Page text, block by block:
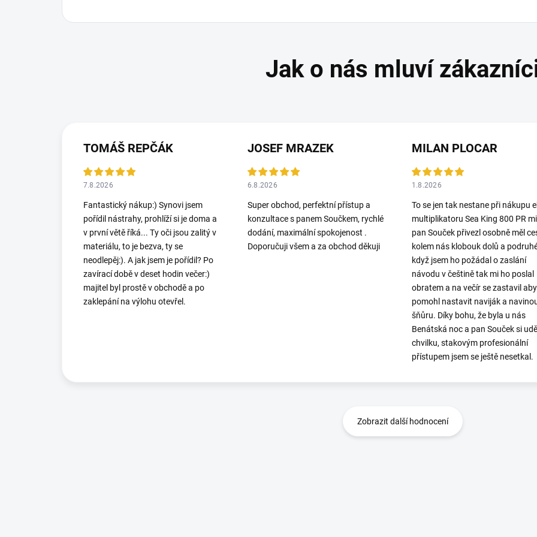
TOMÁŠ REPČÁK
7.8.2026
Fantastický nákup:) Synovi jsem
pořídil nástrahy, prohlíží si je doma a
v první větě říká... Ty oči jsou zalitý v
materiálu, to je bezva, ty se
neodlepěj:). A jak jsem je pořídil? Po
zavírací době v deset hodin večer:)
majitel byl prostě v obchodě a po
zaklepání na výlohu otevřel.
JOSEF MRAZEK
6.8.2026
Super obchod, perfektní přístup a
konzultace s panem Součkem, rychlé
dodání, maximální spokojenost .
Doporučuji všem a za obchod děkuji
MILAN PLOCAR
1.8.2026
To se jen tak nestane při nákupu
multiplikatoru Sea King 800 PR
pan Souček přivezl osobně měl
kolem nás klobouk dolů a
když jsem ho požádal o zaslání
návodu v češtině tak mi ho poslal
obratem a na večír se zastavil
pomohl nastavit naviják a
šňůru. Díky bohu, že byla u nás
Benátská noc a pan Souček si
chvilku, stakovým profesionální
přístupem jsem se ještě nesetkal.
Zobrazit další hodnocení